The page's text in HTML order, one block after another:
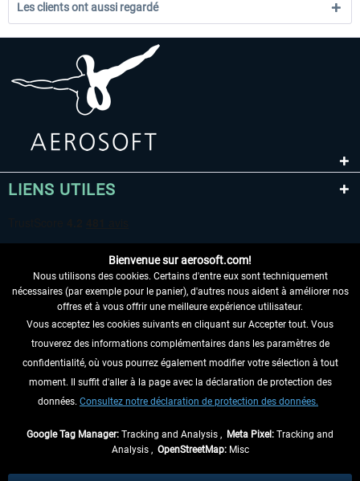
Les clients ont aussi regardé
LIENS UTILES
RENONCER AU CONTRAT ICI
INFORMATIONS
NE MANQUEZ PAS LES DERNIÈRES
Bienvenue sur aerosoft.com!
Nous utilisons des cookies. Certains d'entre eux sont techniquement
nécessaires (par exemple pour le panier), d'autres nous aident à améliorer nos
offres et à vous offrir une meilleure expérience utilisateur.
Vous acceptez les cookies suivants en cliquant sur Accepter tout. Vous
trouverez des informations complémentaires dans les paramètres de
confidentialité, où vous pourrez également modifier votre sélection à tout
moment. Il suffit d'aller à la page avec la déclaration de protection des
données. Consultez notre déclaration de protection des données.
Google Tag Manager: Tracking and Analysis , Meta Pixel: Tracking and
Analysis , OpenStreetMap:Misc